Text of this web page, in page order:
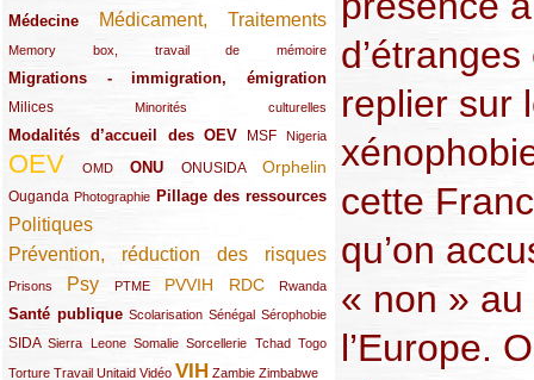
Médecine
(62/289) Médicament, Traitements
(142/289)
Memory box, travail de mémoire
(11/289)
Migrations - immigration, émigration
(67/289)
Milices
(34/289) Minorités culturelles
(15/289)
Modalités d’accueil des OEV
(58/289) MSF
(54/289) Nigeria
(27/289)
OEV
(269/289) OMD
(26/289) ONU
(58/289) ONUSIDA
(44/289) Orphelin
(112/289)
Ouganda
(29/289) Photographie
(27/289) Pillage des ressources
(77/289)
Politiques
(120/289)
Prévention, réduction des risques
(131/289)
Prisons
(22/289) Psy
(119/289) PTME
(12/289) PVVIH
(111/289) RDC
(104/289) Rwanda
(23/289)
Santé publique
(59/289) Scolarisation
(9/289) Sénégal
(13/289) Sérophobie
(19/289)
SIDA
(29/289)Sierra Leone
(13/289) Somalie
(12/289) Sorcellerie
(19/289) Tchad
(10/289) Togo
(15/289)
Torture
(17/289)Travail
(21/289) Unitaid
(26/289) Vidéo
(23/289) VIH
(154/289) Zambie
(12/289) Zimbabwe
(21/289)
replier sur
cette
qu’on
« non »
l’Europe.